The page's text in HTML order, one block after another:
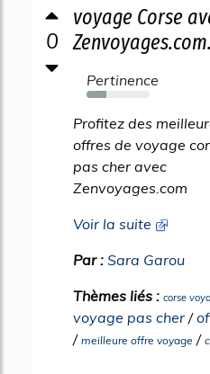
0
voyage Corse
Pertinence
31%
Profitez des
offres de voyage
pas cher avec
Zenvoyages.com
Voir la suite
Par : Sara Garou
Thèmes liés : corse
voyage pas cher /
/ meilleure offre voyage /